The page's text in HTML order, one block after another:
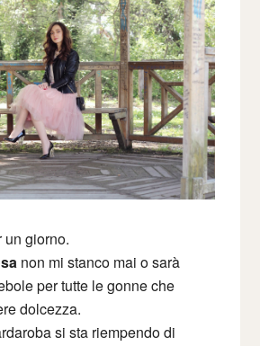
un giorno.
non mi stanco mai o sarà
per tutte le gonne che
dolcezza.
si sta riempendo di